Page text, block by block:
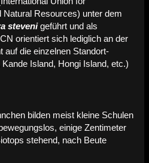
Resources) unter dem
stevenigeführt und als
orientiert sich lediglich an der
auf die einzelnen Standort-
Island, Hongi Island, etc.)
bilden meist kleine Schulen
einige Zentimeter
stehend, nach Beute